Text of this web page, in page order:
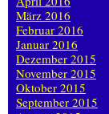
März 2016
Februar 2016
Januar 2016
Dezember 2015
November 2015
Oktober 2015
September 2015